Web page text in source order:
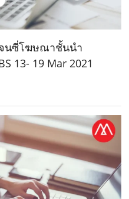
จนซี่โฆษณาชั้นนำ
13- 19 Mar 2021